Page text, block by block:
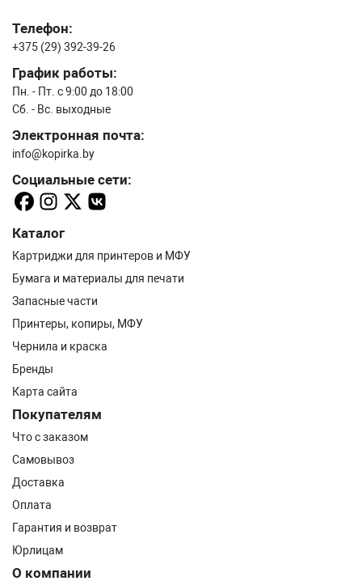
Телефон:
+375 (29) 392-39-26
График работы:
Пн. - Пт. с 9:00 до 18:00
Сб. - Вс. выходные
Электронная почта:
info@kopirka.by
Социальные сети:
Каталог
Картриджи для принтеров и МФУ
Бумага и материалы для печати
Запасные части
Принтеры, копиры, МФУ
Чернила и краска
Бренды
Карта сайта
Покупателям
Что с заказом
Самовывоз
Доставка
Оплата
Гарантия и возврат
Юрлицам
О компании